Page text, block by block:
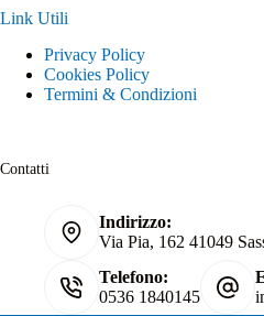
Link Utili
Privacy Policy
Cookies Policy
Termini & Condizioni
Contatti
Indirizzo:
Via Pia, 162 41049
Telefono:
0536 1840145